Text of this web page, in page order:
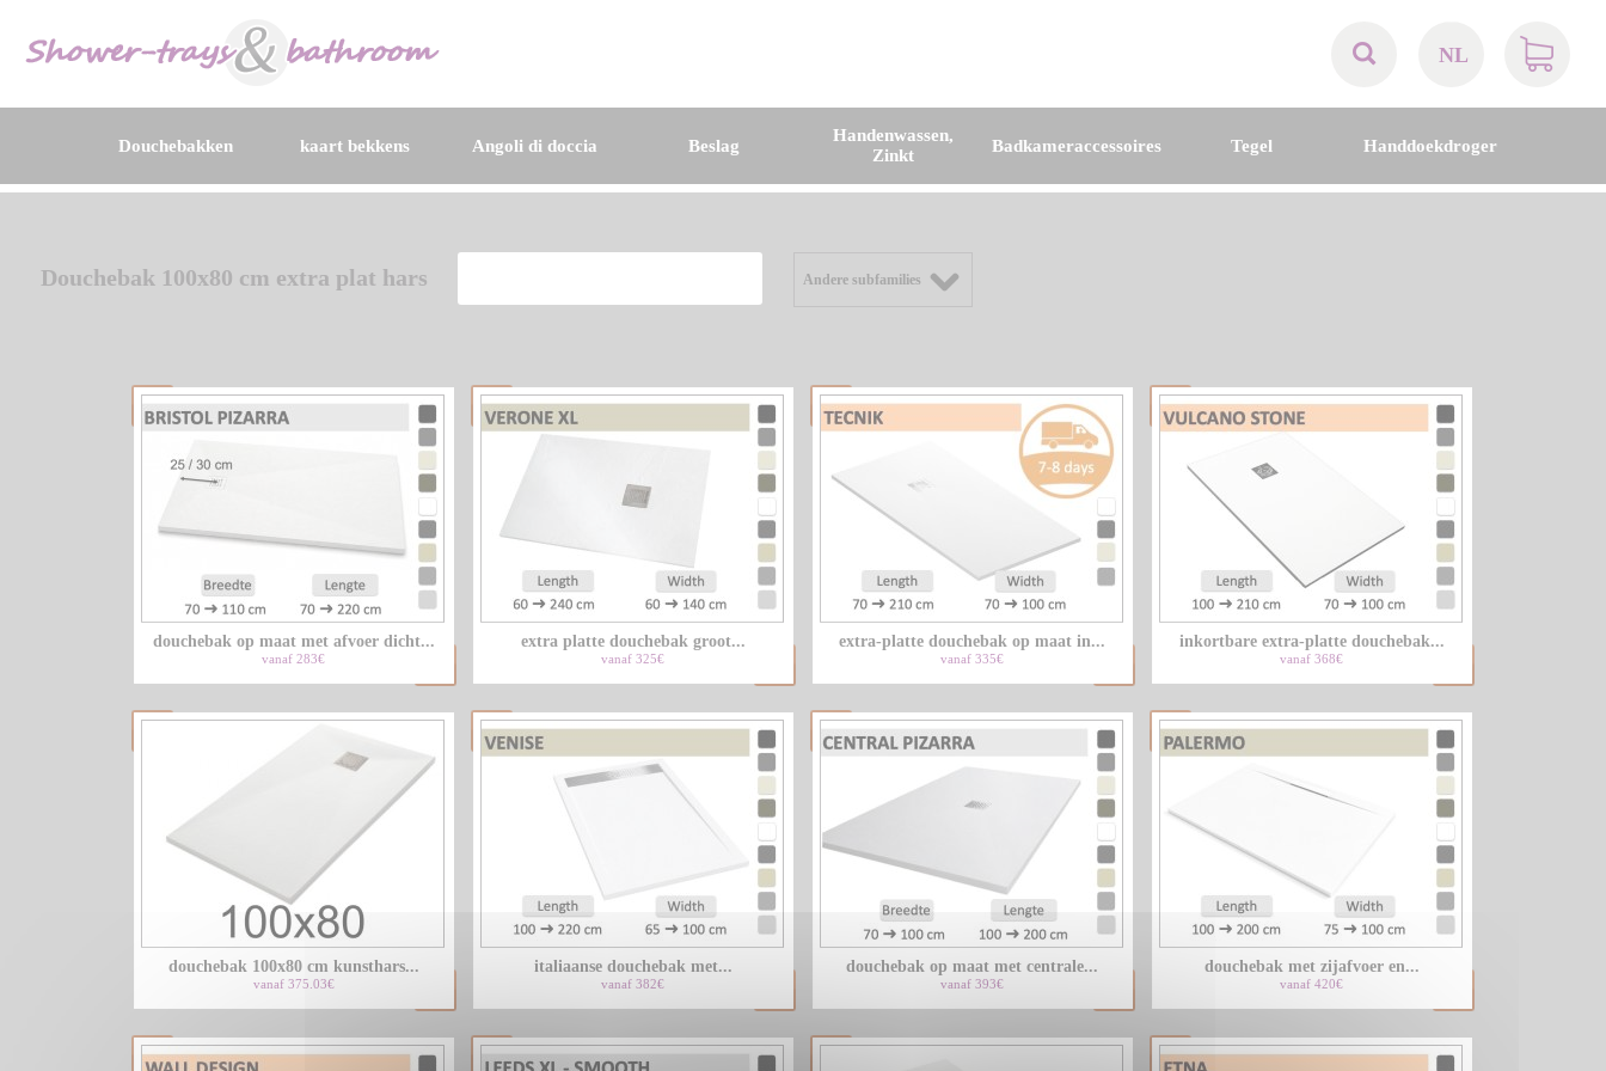
NL
BE
DK
EN
FR
LU
NL
PL
Douchebakken kaart bekkens Angoli di doccia Beslag
Handenwassen,
Zinkt
Badkameraccessoires Tegel Handdoekdroger
Douchebak 100x80 cm extra plat hars Andere subfamilies
douchebak op maat met afvoer dicht...
vanaf 283€
extra platte douchebak groot...
vanaf 325€
extra-platte douchebak op maat in...
vanaf 335€
inkortbare extra-platte douchebak...
vanaf 368€
douchebak 100x80 cm kunsthars...
vanaf 375.03€
italiaanse douchebak met...
vanaf 382€
douchebak op maat met centrale...
vanaf 393€
douchebak met zijafvoer en...
vanaf 420€